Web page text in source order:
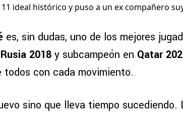
ideal histórico y puso a un ex compañero
es, sin dudas, uno de los mejores
Rusia 2018 y subcampeón en Qatar
todos con cada movimiento.
sino que lleva tiempo sucediendo.